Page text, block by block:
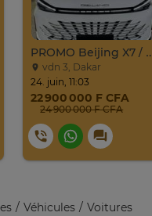
PROMO
vdn 3, Dakar
24. juin, 11:03
22 900 000 F CFA
24 900 000 F CFA
Véhicules
Voitures